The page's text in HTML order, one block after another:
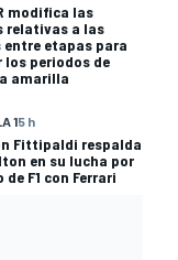
modifica las
relativas a las
entre etapas para
los periodos de
amarilla
15 h
Fittipaldi respalda
en su lucha por
F1 con Ferrari